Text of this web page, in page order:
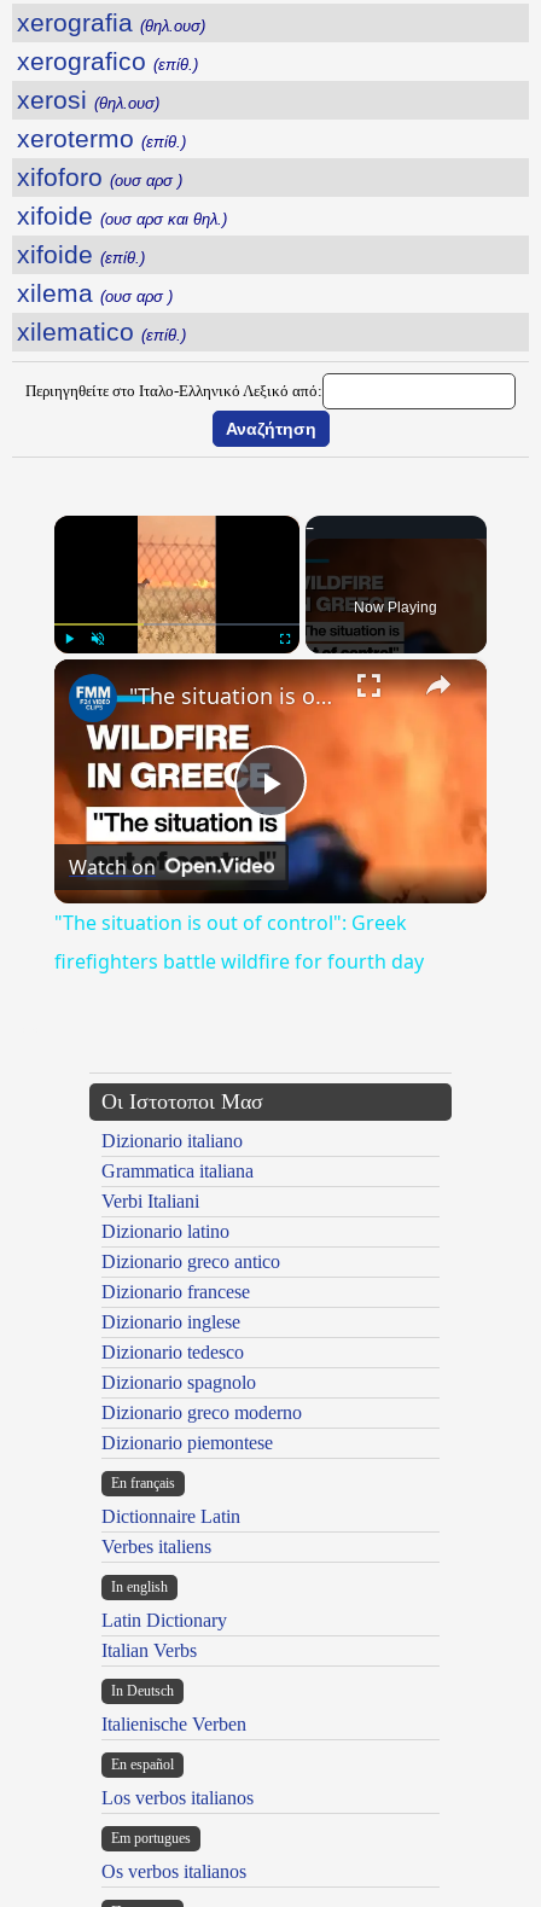
xerografia (θηλ.ουσ)
xerografico (επίθ.)
xerosi (θηλ.ουσ)
xerotermo (επίθ.)
xifoforo (ουσ αρσ )
xifoide (ουσ αρσ και θηλ.)
xifoide (επίθ.)
xilema (ουσ αρσ )
xilematico (επίθ.)
Περιηγηθείτε στο Ιταλο-Ελληνικό Λεξικό από:
×
Now Playing
×
Play
Video
"The situation is out of control": Greek firefighters battle wildfire for fourth day
Watch on
"The situation is out of control": Greek
firefighters battle wildfire for fourth day
Οι Ιστοτοποι Μασ
Dizionario italiano
Grammatica italiana
Verbi Italiani
Dizionario latino
Dizionario greco antico
Dizionario francese
Dizionario inglese
Dizionario tedesco
Dizionario spagnolo
Dizionario greco moderno
Dizionario piemontese
En français
Dictionnaire Latin
Verbes italiens
In english
Latin Dictionary
Italian Verbs
In Deutsch
Italienische Verben
En español
Los verbos italianos
Em portugues
Os verbos italianos